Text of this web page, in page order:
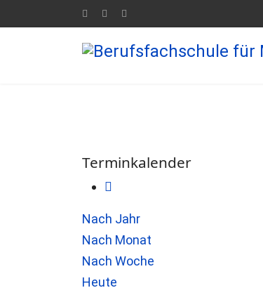
Terminkalender
Nach Jahr
Nach Monat
Nach Woche
Heute